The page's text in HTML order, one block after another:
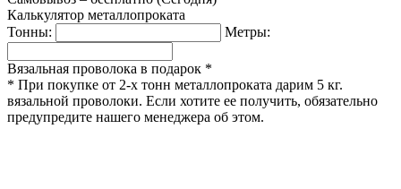
Калькулятор металлопроката
Тонны:
Метры:
Вязальная проволока в подарок *
* При покупке от 2-х тонн металлопроката дарим 5 кг.
вязальной проволоки. Если хотите ее получить, обязательно
предупредите нашего менеджера об этом.